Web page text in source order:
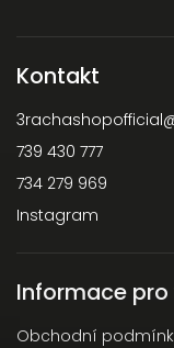
Kontakt
3rachashopofficial
739 430 777
734 279 969
Instagram
Informace pro
Obchodní